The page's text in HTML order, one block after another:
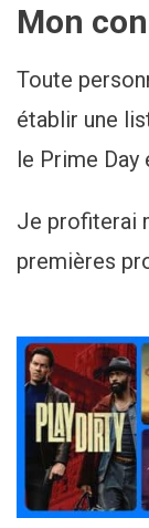
Mon
Toute
établir une
le Prime
Je profiterai
premières